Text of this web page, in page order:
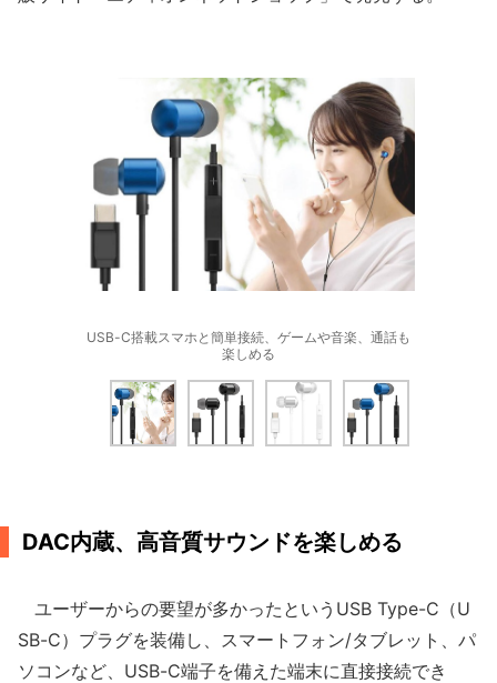
USB-C搭載スマホと簡単接続、ゲームや音楽、通話も
楽しめる
DAC内蔵、高音質サウンドを楽しめる
ユーザーからの要望が多かったというUSB Type-C（U
SB-C）プラグを装備し、スマートフォン/タブレット、パ
ソコンなど、USB-C端子を備えた端末に直接接続でき